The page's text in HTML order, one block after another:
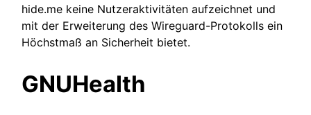
hide.me keine Nutzeraktivitäten aufzeichnet und
mit der Erweiterung des Wireguard-Protokolls ein
Höchstmaß an Sicherheit bietet.
GNUHealth